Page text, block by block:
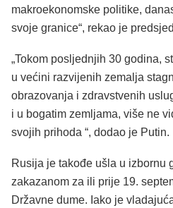
makroekonomske politike,
svoje granice“, rekao je
„Tokom posljednjih 30 godina,
u većini razvijenih zemalja
obrazovanja i zdravstvenih
i u bogatim zemljama, više ne
svojih prihoda “, dodao je Putin.
Rusija je takođe ušla u izbornu
zakazanom za ili prije 19.
Državne dume. Iako je